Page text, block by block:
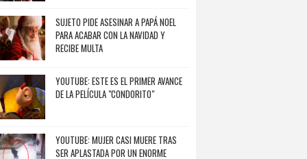
SUJETO PIDE ASESINAR A PAPÁ NOEL
PARA ACABAR CON LA NAVIDAD Y
RECIBE MULTA
YOUTUBE: ESTE ES EL PRIMER AVANCE
DE LA PELÍCULA "CONDORITO"
YOUTUBE: MUJER CASI MUERE TRAS
SER APLASTADA POR UN ENORME